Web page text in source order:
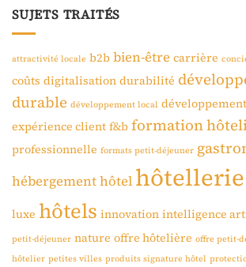
SUJETS TRAITÉS
attractivité locale b2b bien-être carrière
coûts digitalisation durabilité
durable développement local
expérience client f&b formation
professionnelle formats petit-déjeuner
hébergementhôtel hôtellerie
luxe hôtels innovation intelligence
petit-déjeuner nature offre hôtelière offre petit-
hôtelier petites villes produits signature hôtel